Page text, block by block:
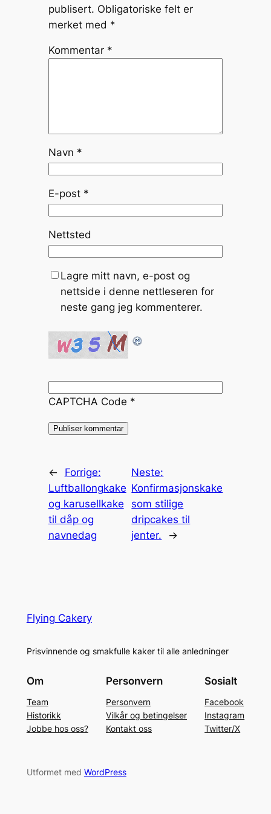
publisert. Obligatoriske felt er
merket med *
Kommentar *
Navn *
E-post *
Nettsted
Lagre mitt navn, e-post og
nettside i denne nettleseren for
neste gang jeg kommenterer.
CAPTCHA Code *
←
Forrige:
Luftballongkake
og karusellkake
til dåp og
navnedag
Neste:
Konfirmasjonskake
som stilige
dripcakes til
jenter.
→
Flying Cakery
Prisvinnende og smakfulle kaker til alle anledninger
Om
Team
Historikk
Jobbe hos oss?
Personvern
Personvern
Vilkår og betingelser
Kontakt oss
Sosialt
Facebook
Instagram
Twitter/X
Utformet med WordPress